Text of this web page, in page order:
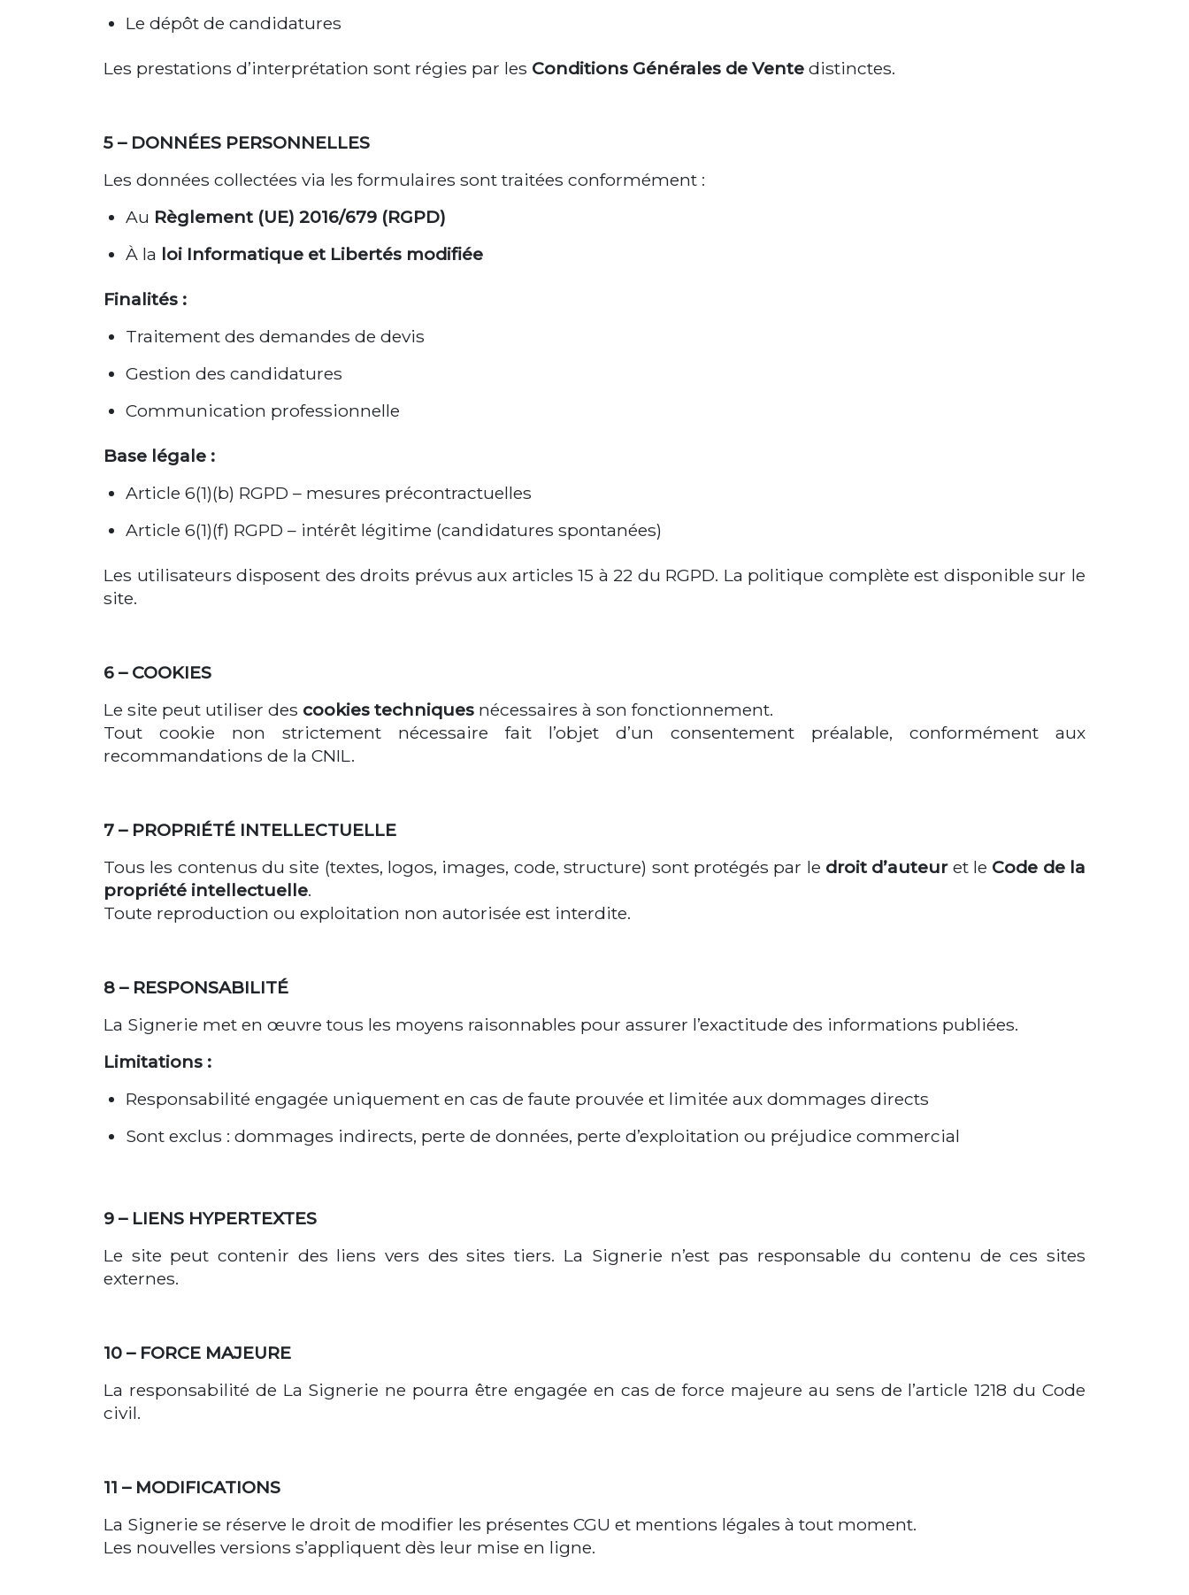
Le dépôt de candidatures
Les prestations d’interprétation sont régies par les Conditions Générales de Vente distinctes.
5 – DONNÉES PERSONNELLES
Les données collectées via les formulaires sont traitées conformément :
Au Règlement (UE) 2016/679 (RGPD)
À la loi Informatique et Libertés modifiée
Finalités :
Traitement des demandes de devis
Gestion des candidatures
Communication professionnelle
Base légale :
Article 6(1)(b) RGPD – mesures précontractuelles
Article 6(1)(f) RGPD – intérêt légitime (candidatures spontanées)
Les utilisateurs disposent des droits prévus aux articles 15 à 22 du RGPD. La politique complète est disponible sur le
site.
6 – COOKIES
Le site peut utiliser des cookies techniques nécessaires à son fonctionnement.
Tout cookie non strictement nécessaire fait l’objet d’un consentement préalable, conformément aux
recommandations de la CNIL.
7 – PROPRIÉTÉ INTELLECTUELLE
Tous les contenus du site (textes, logos, images, code, structure) sont protégés par le droit d’auteuret le Code de la
propriété intellectuelle.
Toute reproduction ou exploitation non autorisée est interdite.
8 – RESPONSABILITÉ
La Signerie met en œuvre tous les moyens raisonnables pour assurer l’exactitude des informations publiées.
Limitations :
Responsabilité engagée uniquement en cas de faute prouvée et limitée aux dommages directs
Sont exclus : dommages indirects, perte de données, perte d’exploitation ou préjudice commercial
9 – LIENS HYPERTEXTES
Le site peut contenir des liens vers des sites tiers. La Signerie n’est pas responsable du contenu de ces sites
externes.
10 – FORCE MAJEURE
La responsabilité de La Signerie ne pourra être engagée en cas de force majeure au sens de l’article 1218 du Code
civil.
11 – MODIFICATIONS
La Signerie se réserve le droit de modifier les présentes CGU et mentions légales à tout moment.
Les nouvelles versions s’appliquent dès leur mise en ligne.